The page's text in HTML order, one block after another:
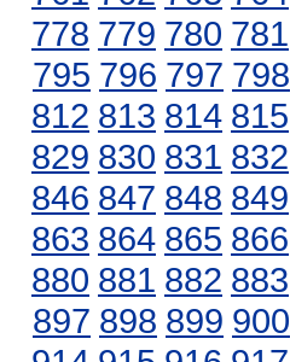
778 779 780 781
795 796 797 798
812 813 814 815
829 830 831 832
846 847 848 849
863 864 865 866
880 881 882 883
897 898 899 900